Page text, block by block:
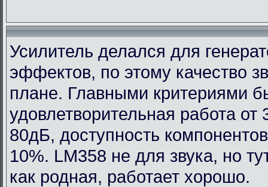
Усилитель делался для
эффектов, по этому качество
плане. Главными критериями
удовлетворительная работа
80дБ, доступность
10%. LM358 не для звука, но
как родная, работает хорошо.